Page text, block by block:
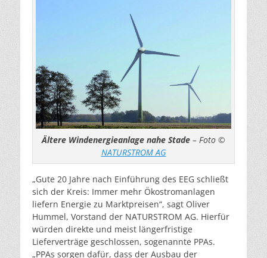
Ältere Windenergieanlage nahe Stade – Foto ©
NATURSTROM AG
„Gute 20 Jahre nach Einführung des EEG schließt
sich der Kreis: Immer mehr Ökostromanlagen
liefern Energie zu Marktpreisen“, sagt Oliver
Hummel, Vorstand der NATURSTROM AG. Hierfür
würden direkte und meist längerfristige
Lieferverträge geschlossen, sogenannte PPAs.
„PPAs sorgen dafür, dass der Ausbau der